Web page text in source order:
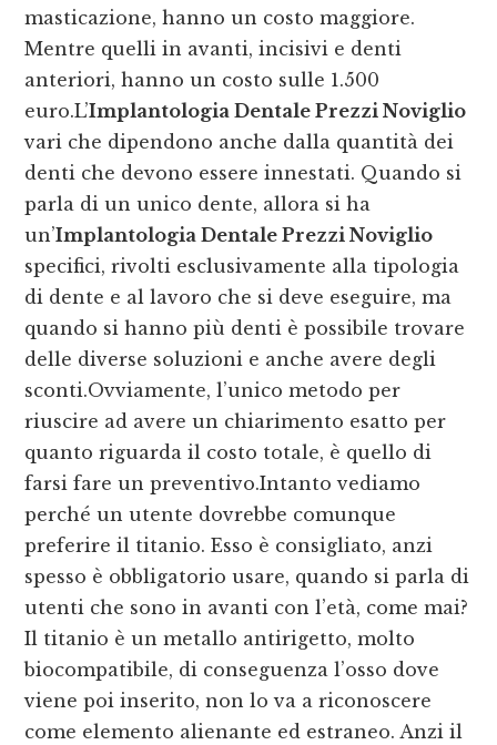
masticazione, hanno un costo maggiore.
Mentre quelli in avanti, incisivi e denti
anteriori, hanno un costo sulle 1.500
euro.L’Implantologia Dentale Prezzi Noviglio
vari che dipendono anche dalla quantità dei
denti che devono essere innestati. Quando si
parla di un unico dente, allora si ha
un’Implantologia Dentale Prezzi Noviglio
specifici, rivolti esclusivamente alla tipologia
di dente e al lavoro che si deve eseguire, ma
quando si hanno più denti è possibile trovare
delle diverse soluzioni e anche avere degli
sconti.Ovviamente, l’unico metodo per
riuscire ad avere un chiarimento esatto per
quanto riguarda il costo totale, è quello di
farsi fare un preventivo.Intanto vediamo
perché un utente dovrebbe comunque
preferire il titanio. Esso è consigliato, anzi
spesso è obbligatorio usare, quando si parla di
utenti che sono in avanti con l’età, come mai?
Il titanio è un metallo antirigetto, molto
biocompatibile, di conseguenza l’osso dove
viene poi inserito, non lo va a riconoscere
come elemento alienante ed estraneo. Anzi il